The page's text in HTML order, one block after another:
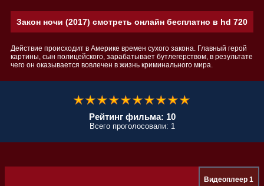
Закон ночи (2017) смотреть онлайн бесплатно в hd 720
Действие происходит в Америке времен сухого закона. Главный герой
картины, сын полицейского, зарабатывает бутлегерством, в результате
чего он оказывается вовлечен в жизнь криминального мира.
Рейтинг фильма: 10
Всего проголосовали: 1
Видеоплеер 1